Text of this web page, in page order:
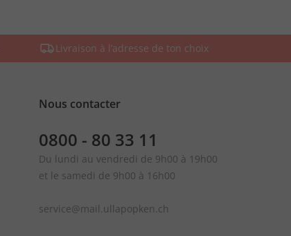
Livraison à l’adresse de ton choix
Nous contacter
0800 - 80 33 11
Du lundi au vendredi de 9h00 à 19h00
et le samedi de 9h00 à 16h00
service@mail.ullapopken.ch